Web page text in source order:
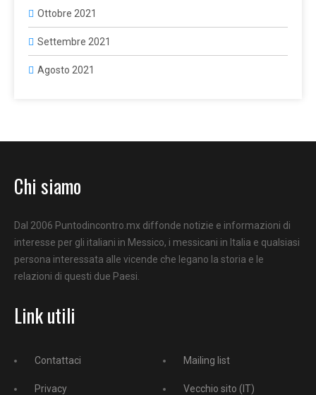
Ottobre 2021
Settembre 2021
Agosto 2021
Chi siamo
Dal 2006 Puntodincontro.mx diffonde notizie e informazioni di
interesse per gli italiani in Messico, i messicani in Italia e qualsiasi
persona interessata alle vicende che legano la storia e le
relazioni di questi due Paesi.
Link utili
Contattaci
Privacy
Mailing list
Vecchio sito (IT)